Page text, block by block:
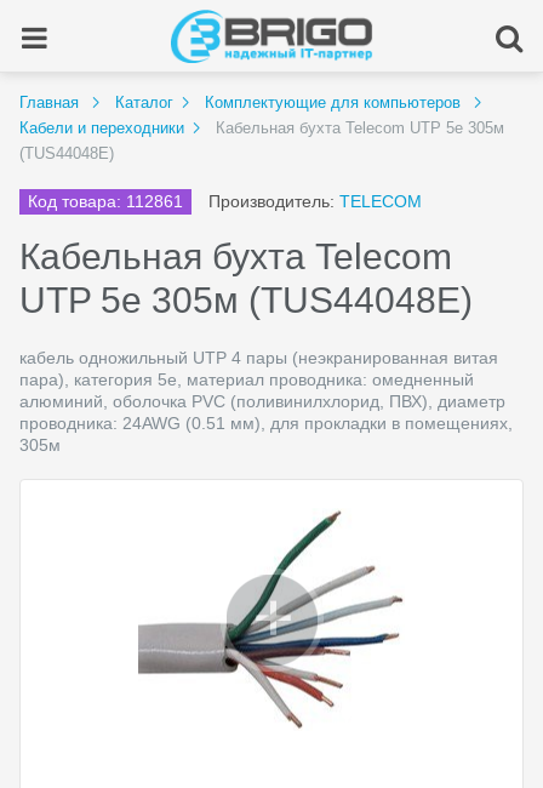
Главная Каталог
Комплектующие для компьютеров
Кабели и переходники
Кабельная бухта Telecom UTP 5e 305м
(TUS44048E)
Код товара: 112861 Производитель: TELECOM
Кабельная бухта Telecom
UTP 5e 305м (TUS44048E)
кабель одножильный UTP 4 пары (неэкранированная витая
пара), категория 5e, материал проводника: омедненный
алюминий, оболочка PVC (поливинилхлорид, ПВХ), диаметр
проводника: 24AWG (0.51 мм), для прокладки в помещениях,
305м